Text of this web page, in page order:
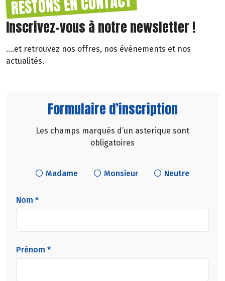
Inscrivez-vous à notre newsletter !
....et retrouvez nos offres, nos événements et nos
actualités.
Formulaire d’inscription
Les champs marqués d’un asterique sont
obligatoires
Madame Monsieur Neutre
Nom *
Prénom *